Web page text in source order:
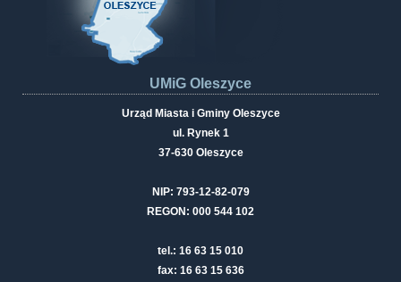
UMiG Oleszyce
Urząd Miasta i Gminy Oleszyce
ul. Rynek 1
37-630 Oleszyce
NIP: 793-12-82-079
REGON: 000 544 102
tel.: 16 63 15 010
fax: 16 63 15 636